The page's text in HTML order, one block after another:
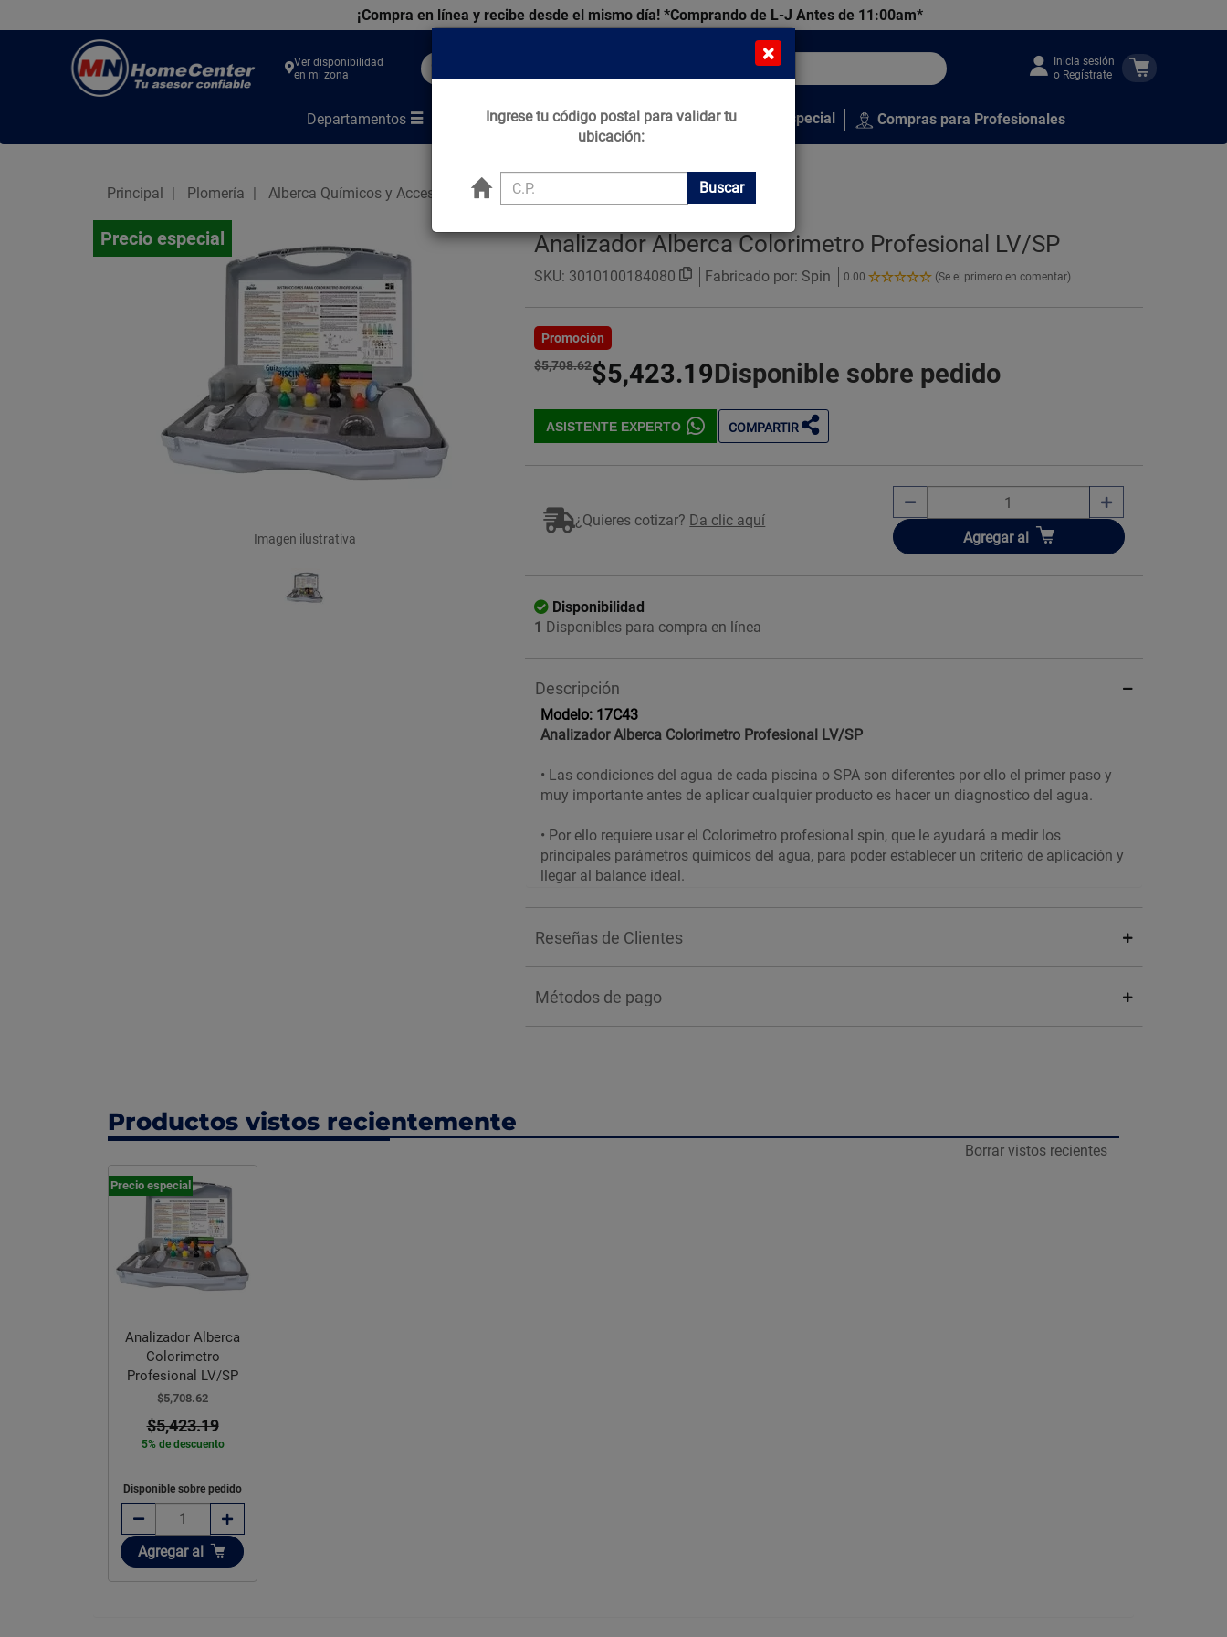
¡Compra en línea y recibe desde el mismo día! *Comprando de L-J Antes de 11:00am*
Center
Ver disponibilidad
en mi zona
Inicia sesión
o Regístrate
Departamentos Marcas Tips que Construyen Venta Especial Compras para Profesionales
Principal Plomería Alberca Químicos y Accesorios Analizador Alberca
Precio especial
Imagen ilustrativa
Analizador Alberca Colorimetro Profesional LV/SP
SKU: 3010100184080 Fabricado por: Spin 0.00
0.00
(Se el primero en comentar)
Promoción
$5,708.62$5,423.19Disponible sobre pedido
ASISTENTE EXPERTO COMPARTIR
¿Quieres cotizar? Da clic aquí
Añadir
Agregar al
Disponibilidad
1 Disponibles para compra en línea
Descripción
Modelo: 17C43
Analizador Alberca Colorimetro Profesional LV/SP
• Las condiciones del agua de cada piscina o SPA son diferentes por ello el primer paso y
muy importante antes de aplicar cualquier producto es hacer un diagnostico del agua.
• Por ello requiere usar el Colorimetro profesional spin, que le ayudará a medir los
principales parámetros químicos del agua, para poder establecer un criterio de aplicación y
llegar al balance ideal.
Reseñas de Clientes
Métodos de pago
Productos vistos recientemente
Borrar vistos recientes
Precio especial
Analizador Alberca
Colorimetro
Profesional LV/SP
$5,708.62
$5,423.19
5% de descuento
Disponible sobre pedido
Añadir
Agregar al
×
Ingrese tu código postal para validar tu
ubicación:
Buscar